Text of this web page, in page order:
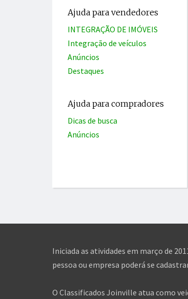
Ajuda para vendedores
INTEGRAÇÃO DE IMÓVEIS
Integração de veículos
Anúncios
Destaques
Ajuda para compradores
Dicas de busca
Anúncios
Iniciada as atividades em março de
pessoa ou empresa poderá se
O Classificados Joinville atua como